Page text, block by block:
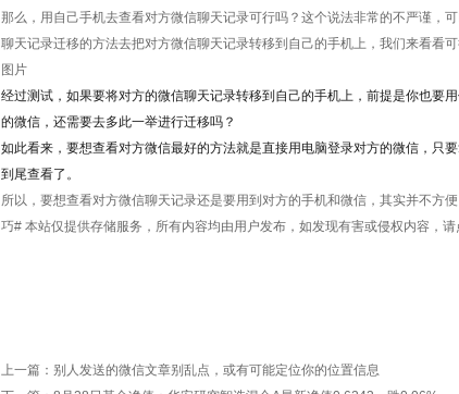
那么，用自己手机去查看对方微信聊天记录可行吗？这个说法非常的不严谨，
聊天记录迁移的方法去把对方微信聊天记录转移到自己的手机上，我们来看看可
图片
经过测试，如果要将对方的微信聊天记录转移到自己的手机上，前提是你也要
的微信，还需要去多此一举进行迁移吗？
如此看来，要想查看对方微信最好的方法就是直接用电脑登录对方的微信，只
到尾查看了。
所以，要想查看对方微信聊天记录还是要用到对方的手机和微信，其实并不方
巧# 本站仅提供存储服务，所有内容均由用户发布，如发现有害或侵权内容，请
上一篇： 别人发送的微信文章别乱点，或有可能定位你的位置信息